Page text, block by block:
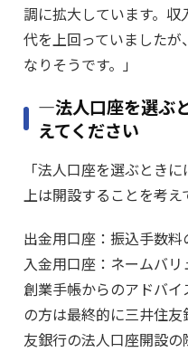
調に拡大しています。
代を上回っていました
なりそうです。」
―法人口座を選ぶ
えてください
「法人口座を選ぶとき
上は開設することを考え
出金用口座：振込手数料
入金用口座：ネームバリ
創業手帳からのアドバ
の方は最終的に三井住
友銀行の法人口座開設